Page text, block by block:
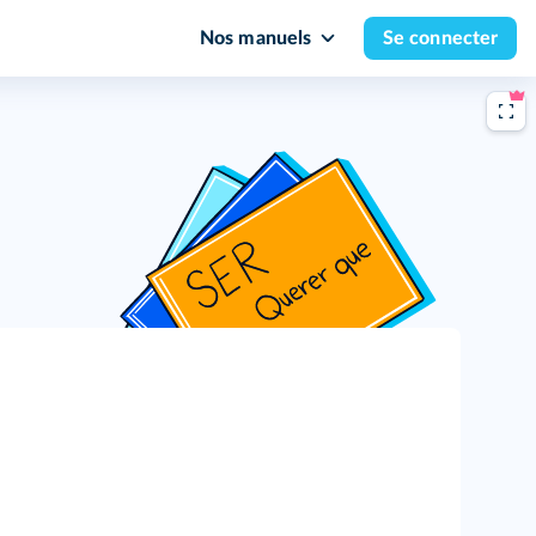
Nos manuels Se connecter